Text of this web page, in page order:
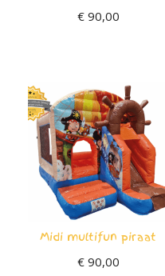
€90,00
Midi multifun piraat
€90,00